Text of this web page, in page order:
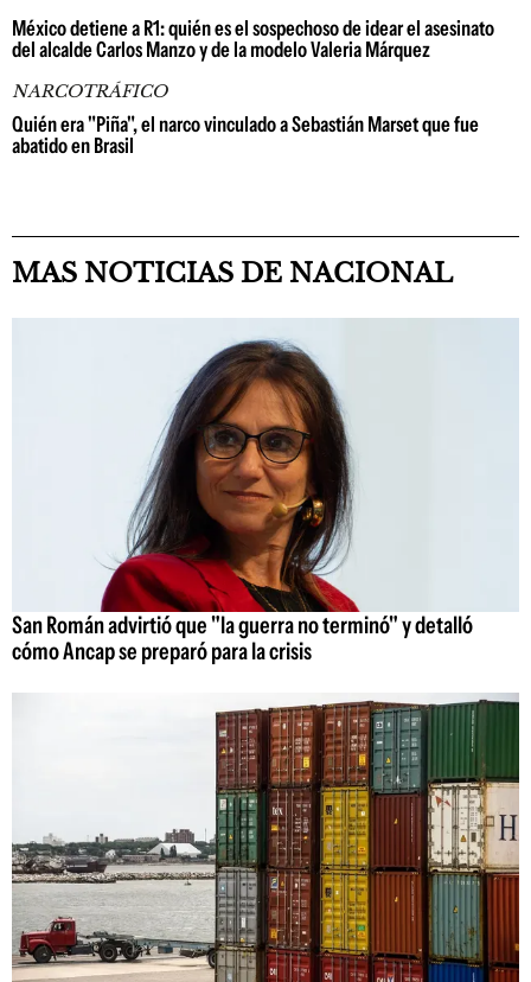
México detiene a R1: quién es el sospechoso de idear el asesinato
del alcalde Carlos Manzo y de la modelo Valeria Márquez
NARCOTRÁFICO
Quién era "Piña", el narco vinculado a Sebastián Marset que fue
abatido en Brasil
MAS NOTICIAS DE NACIONAL
San Román advirtió que "la guerra no terminó" y detalló
cómo Ancap se preparó para la crisis